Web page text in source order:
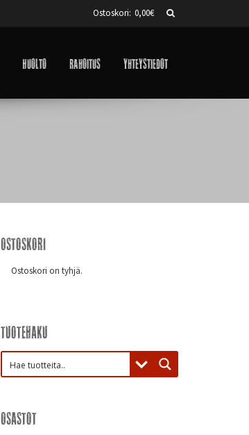
Ostoskori: 0,00€
Huolto Rahoitus Yhteystiedot
Ostoskori
Ostoskori on tyhjä.
Tuotehaku
Osastot